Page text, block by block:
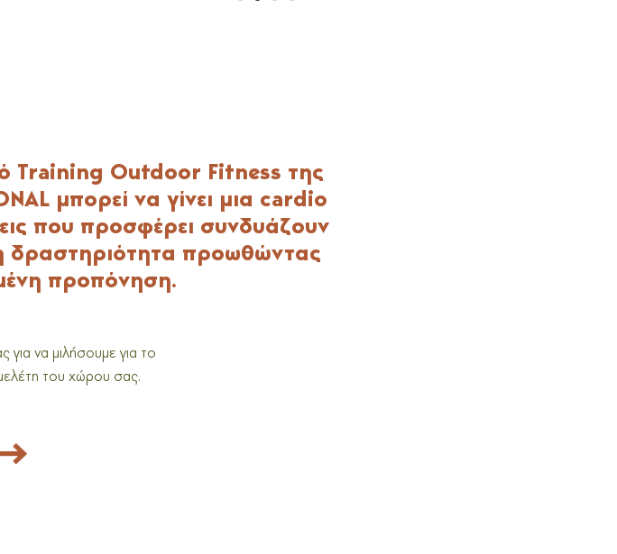
Training Outdoor Fitness της
μπορεί να γίνει μια cardio
που προσφέρει συνδυάζουν
δραστηριότητα προωθώντας
προπόνηση.
για να μιλήσουμε για το
του χώρου σας.